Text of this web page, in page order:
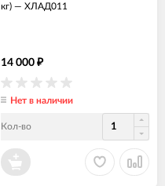
кг) — ХЛАД011
14 000 ₽
Нет в наличии
Кол-во